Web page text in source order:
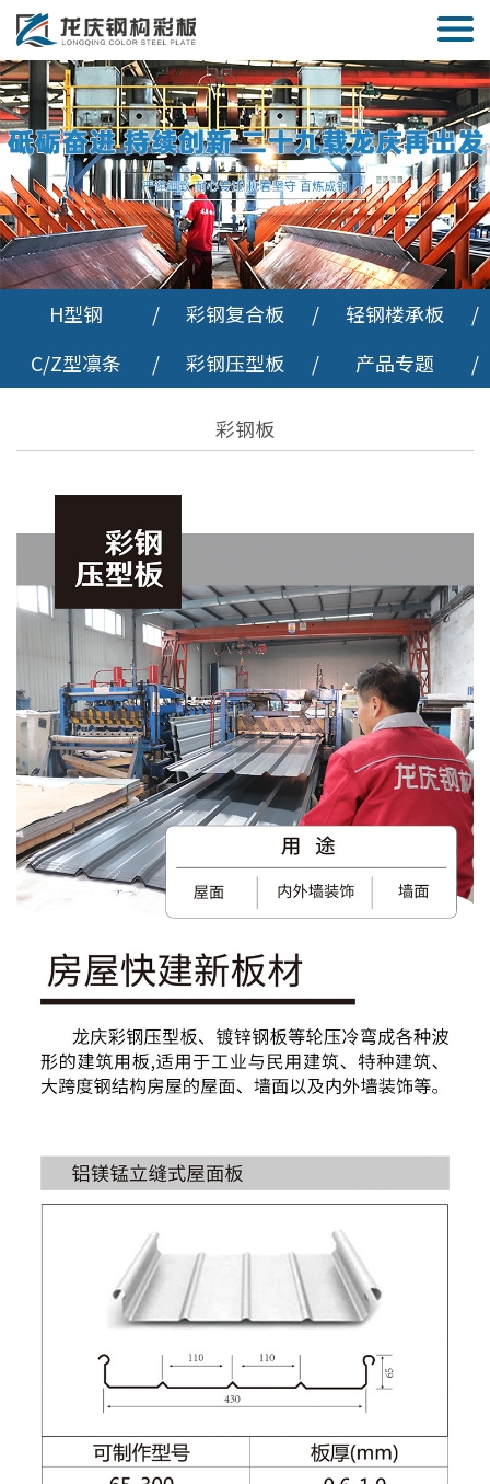
H型钢 / 彩钢复合板 / 轻钢楼承板
/
C/Z型凛条
/ 彩钢压型板 / 产品专题 /
彩钢板